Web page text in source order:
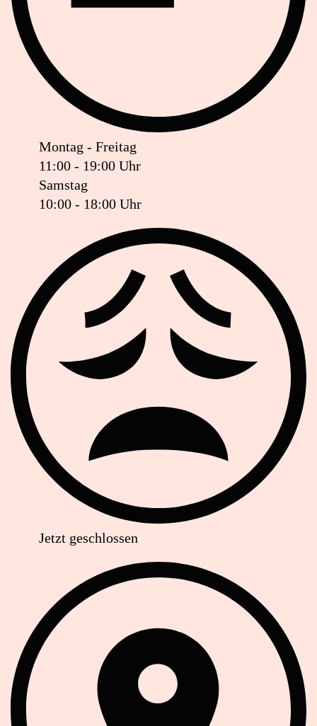
Montag - Freitag
11:00 - 19:00 Uhr
Samstag
10:00 - 18:00 Uhr
Ist das Geschäft jetzt geöffnet oder geschlossen?
Jetzt geschlossen